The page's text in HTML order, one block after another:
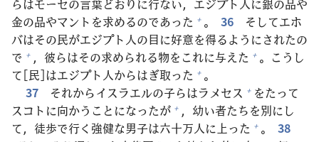
らはモーセの言葉どおりに行ない，エジプト 人に銀の品や
金の品やマントを求めるのであった + 。 36
そしてエホ
バはその民がエジプト 人の目に好意を得るようにされたの
で + ， 彼らはその求められる物をこれに与えた + 。こうし
て[民]はエジプト 人からはぎ取った + 。
37
それからイスラエルの子らはラメセス + をたって
スコトに向かうことになったが + ， 幼い者たちを別にし
て， 徒歩で行く 強健な男子は六十万人に 上った + 。
38